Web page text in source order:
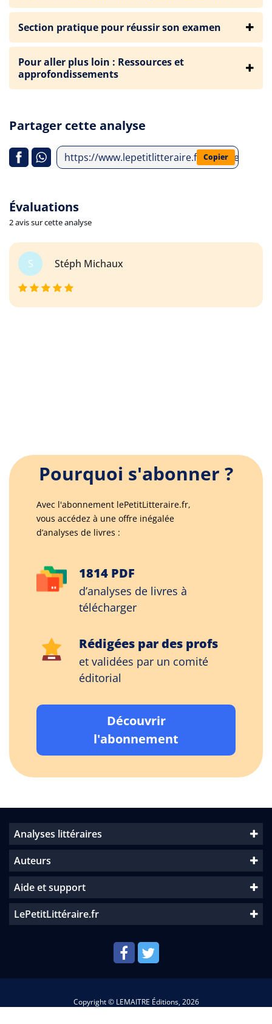
Section pratique pour réussir son examen
Pour aller plus loin : Ressources et
approfondissements
Partager cette analyse
https://www.lepetitlitteraire.fr/analyses-
Copier
Évaluations
2 avis sur cette analyse
S Stéph Michaux
Pourquoi s'abonner ?
Avec l'abonnement lePetitLitteraire.fr,
vous accédez à une offre inégalée
d’analyses de livres :
1814 PDF
d’analyses de livres à
télécharger
Rédigées par des profs
et validées par un comité
éditorial
Découvrir
l'abonnement
Analyses littéraires
Auteurs
Aide et support
LePetitLittéraire.fr
Copyright © LEMAITRE Éditions, 2026